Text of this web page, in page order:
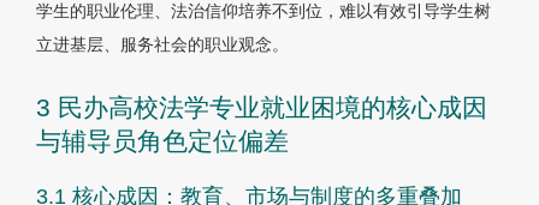
学生的职业伦理、法治信仰培养不到位，难以有效引导学生树
立进基层、服务社会的职业观念。
3 民办高校法学专业就业困境的核心成因
与辅导员角色定位偏差
3.1 核心成因：教育、市场与制度的多重叠加